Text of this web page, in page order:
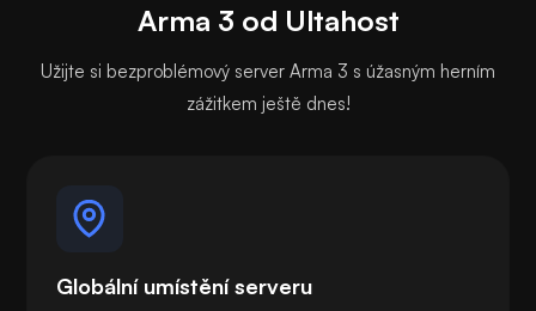
Arma 3 od Ultahost
Užijte si bezproblémový server Arma 3 s úžasným herním
zážitkem ještě dnes!
Globální umístění serveru